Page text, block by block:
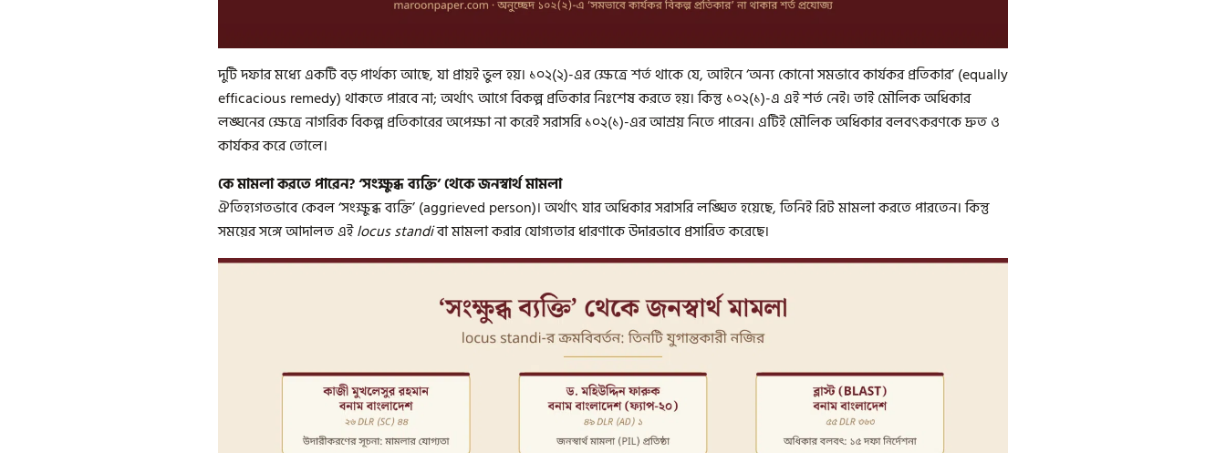
দুটি দফার মধ্যে একটি বড় পার্থক্য আছে, যা প্রায়ই ভুল হয়। ১০২(২)-এর ক্ষেত্রে শর্ত থাকে যে, আইনে ‘অন্য কোনো সমভাবে কার্যকর প্রতিকার’ (equally
efficacious remedy) থাকতে পারবে না; অর্থাৎ আগে বিকল্প প্রতিকার নিঃশেষ করতে হয়। কিন্তু ১০২(১)-এ এই শর্ত নেই। তাই মৌলিক অধিকার
লঙ্ঘনের ক্ষেত্রে নাগরিক বিকল্প প্রতিকারের অপেক্ষা না করেই সরাসরি ১০২(১)-এর আশ্রয় নিতে পারেন। এটিই মৌলিক অধিকার বলবৎকরণকে দ্রুত ও
কার্যকর করে তোলে।
কে মামলা করতে পারেন? ‘সংক্ষুব্ধ ব্যক্তি’ থেকে জনস্বার্থ মামলা
ঐতিহ্যগতভাবে কেবল ‘সংক্ষুব্ধ ব্যক্তি’ (aggrieved person)। অর্থাৎ যার অধিকার সরাসরি লঙ্ঘিত হয়েছে, তিনিই রিট মামলা করতে পারতেন। কিন্তু
সময়ের সঙ্গে আদালত এইlocus standiবা মামলা করার যোগ্যতার ধারণাকে উদারভাবে প্রসারিত করেছে।